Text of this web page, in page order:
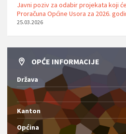
Javni poziv za odabir projekata koji
Proračuna Općine Usora za 2026.
25.03.2026
OPĆE INFORMACIJE
Država
Kanton
Općina